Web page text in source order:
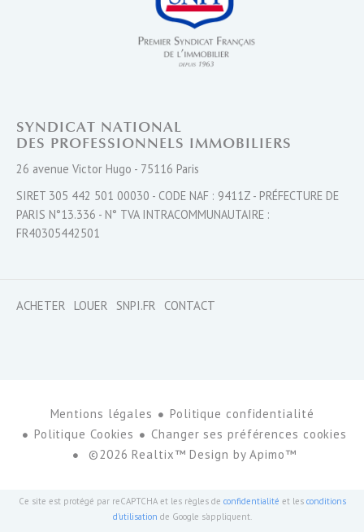
SYNDICAT NATIONAL
DES PROFESSIONNELS IMMOBILIERS
26 avenue Victor Hugo - 75116 Paris
SIRET 305 442 501 00030 - CODE NAF : 9411Z - PRÉFECTURE DE
PARIS N°13.336 - N° TVA INTRACOMMUNAUTAIRE :
FR40305442501
ACHETER LOUER SNPI.FR CONTACT
Mentions légales
Politique confidentialité
Politique Cookies
Changer ses préférences cookies
©2026 Realtix™ Design byApimo™
Ce site est protégé par reCAPTCHA et les règles de confidentialité et les conditions
d'utilisation de Google s'appliquent.